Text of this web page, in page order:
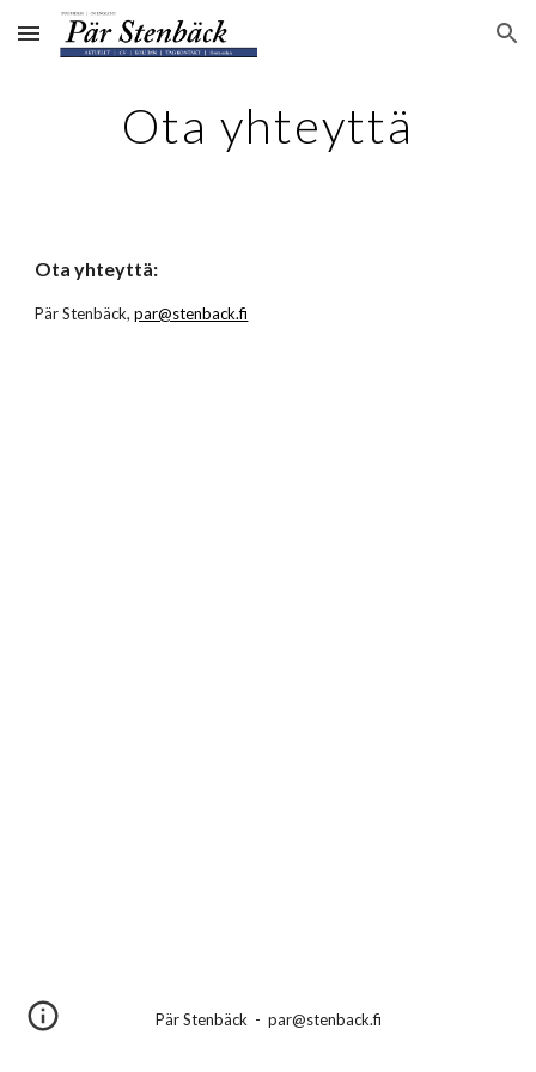
Skip to main content Skip to navigation
Ota yhteyttä
Ota yhteyttä:
Pär Stenbäck,par@stenback.fi
Pär Stenbäck - par@stenback.fi